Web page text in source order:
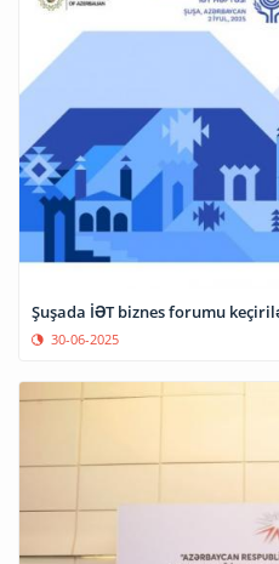
Şuşada İƏT biznes forumu
30-06-2025